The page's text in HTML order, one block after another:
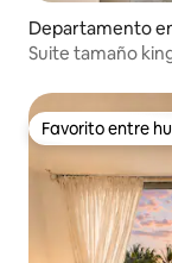
Departamento
Suite tamaño
Favorito entre
Favorito entre